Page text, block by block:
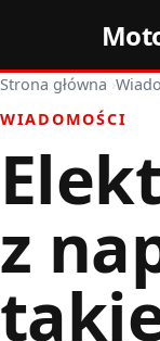
Strona główna ›
WIADOMOŚCI
z